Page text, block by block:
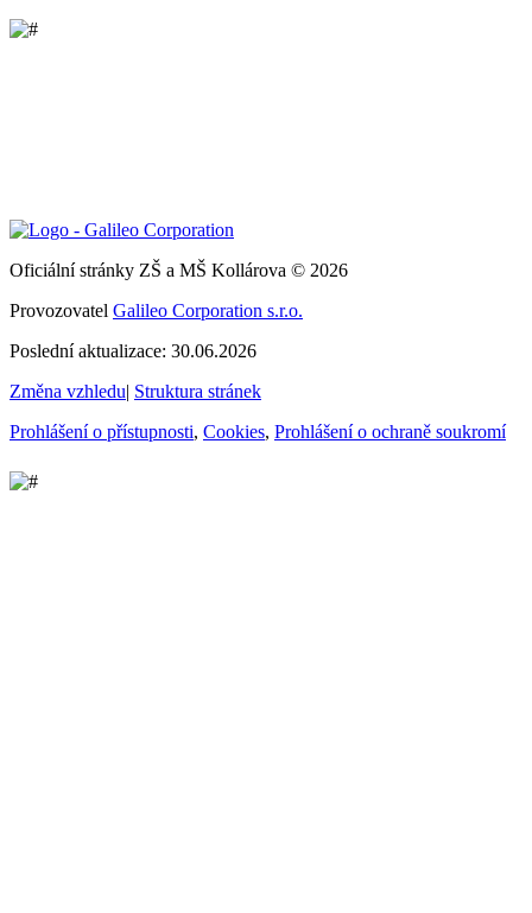
Oficiální stránky ZŠ a MŠ Kollárova © 2026
Provozovatel Galileo Corporation s.r.o.
Poslední aktualizace: 30.06.2026
Změna vzhledu Struktura stránek
Prohlášení o přístupnosti, Cookies, Prohlášení o ochraně soukromí